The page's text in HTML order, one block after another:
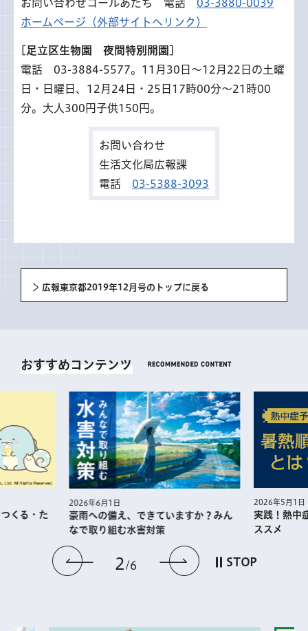
お問い合わせコールあだち 電話 03-3880-0039
ホームページ（外部サイトへリンク）
[足立区生物園 夜間特別開園]
電話 03-3884-5577。11月30日～12月22日の土曜
日・日曜日、12月24日・25日17時00分～21時00
分。大人300円子供150円。
お問い合わせ
生活文化局広報課
電話 03-5388-3093
広報東京都2019年12月号のトップに戻る
おすすめコンテンツ
前のスライドを表示
2 6 次のスライドを
STOP
くる・た
2026年6月1日
豪雨への備え、できていますか？みん
なで取り組む水害対策
2026年5月1日
実践！熱中
ススメ